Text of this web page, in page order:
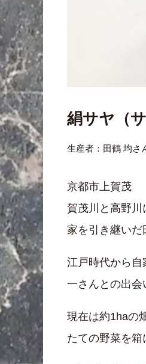
絹サヤ（
生産者：田鶴 均さ
京都市上賀茂
賀茂川と高野
家を引き継いだ
江戸時代から
一さんとの出会
現在は約1haの
たての野菜を箱